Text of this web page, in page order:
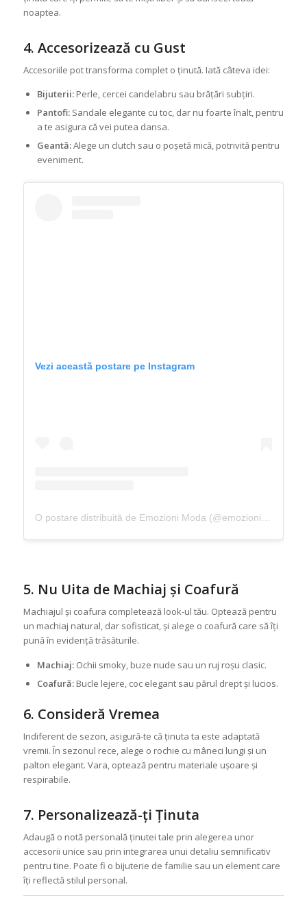
noaptea.
4. Accesorizează cu Gust
Accesoriile pot transforma complet o ținută. Iată câteva idei:
Bijuterii:Perle, cercei candelabru sau brățări subțiri.
Pantofi:Sandale elegante cu toc, dar nu foarte înalt, pentru
a te asigura că vei putea dansa.
Geantă:Alege un clutch sau o poșetă mică, potrivită pentru
eveniment.
Vezi această postare pe Instagram
O postare distribuită de Emozioni Moda (@emozionimoda.ro)
5. Nu Uita de Machiaj și Coafură
Machiajul și coafura completează look-ul tău. Optează pentru
un machiaj natural, dar sofisticat, și alege o coafură care să îți
pună în evidență trăsăturile.
Machiaj:Ochii smoky, buze nude sau un ruj roșu clasic.
Coafură:Bucle lejere, coc elegant sau părul drept și lucios.
6. Consideră Vremea
Indiferent de sezon, asigură-te că ținuta ta este adaptată
vremii. În sezonul rece, alege o rochie cu mâneci lungi și un
palton elegant. Vara, optează pentru materiale ușoare și
respirabile.
7. Personalizează-ți Ținuta
Adaugă o notă personală ținutei tale prin alegerea unor
accesorii unice sau prin integrarea unui detaliu semnificativ
pentru tine. Poate fi o bijuterie de familie sau un element care
îți reflectă stilul personal.